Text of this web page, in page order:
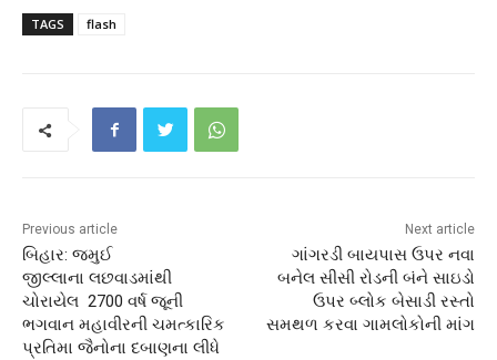
TAGS flash
Previous article
બિહાર: જમુઈ
જીલ્લાના લછવાડમાંથી
ચોરાયેલ 2700 વર્ષ જૂની
ભગવાન મહાવીરની ચમત્કારિક
પ્રતિમા જૈનોના દબાણના લીધે
Next article
ગાંગરડી બાયપાસ ઉપર નવા
બનેલ સીસી રોડની બંને સાઇડો
ઉપર બ્લોક બેસાડી રસ્તો
સમથળ કરવા ગામલોકોની માંગ